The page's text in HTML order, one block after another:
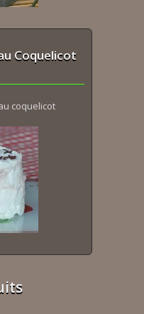
Coquelicot
coquelicot